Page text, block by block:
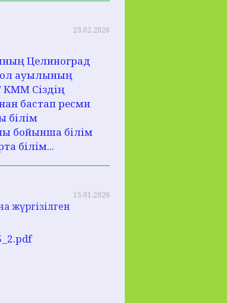
23.02.2026
Целиноград
ауылының
КММ Сіздің
бастап ресми
білім
бойынша білім
білім...
15.01.2026
жүргізілген